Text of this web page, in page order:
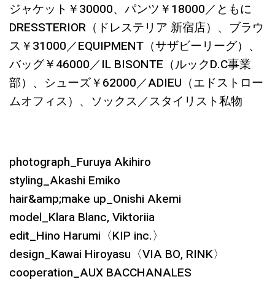
ジャケット￥30000、パンツ￥18000／ともに
DRESSTERIOR（ドレステリア 新宿店）、ブラウ
ス￥31000／EQUIPMENT（サザビーリーグ）、
バッグ￥46000／IL BISONTE（ルックD.C事業
部）、シューズ￥62000／ADIEU（エドストロー
ムオフィス）、ソックス／スタイリスト私物
photograph_Furuya Akihiro
styling_Akashi Emiko
hair&amp;make up_Onishi Akemi
model_Klara Blanc, Viktoriia
edit_Hino Harumi〈KIP inc.〉
design_Kawai Hiroyasu〈VIA BO, RINK〉
cooperation_AUX BACCHANALES